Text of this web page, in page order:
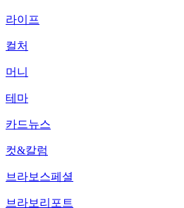
라이프
컬처
머니
테마
카드뉴스
컷&칼럼
브라보스페셜
브라보리포트